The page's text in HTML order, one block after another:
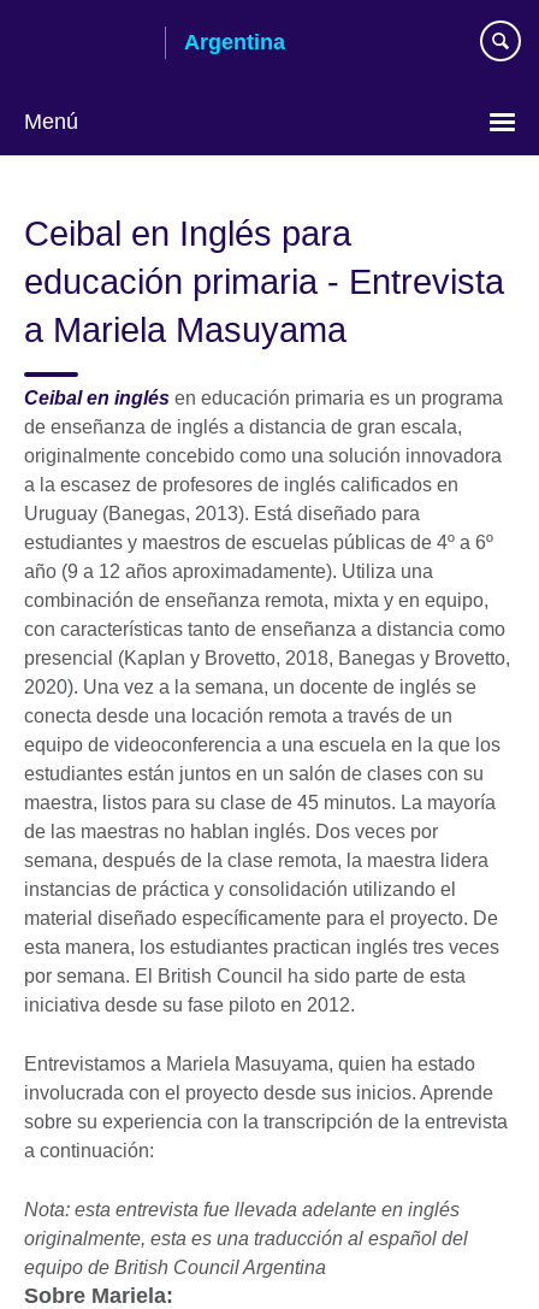
Argentina
Menú
language
Ceibal en Inglés para
educación primaria - Entrevista
a Mariela Masuyama
Ceibal en inglés en educación primaria es un programa
de enseñanza de inglés a distancia de gran escala,
originalmente concebido como una solución innovadora
a la escasez de profesores de inglés calificados en
Uruguay (Banegas, 2013). Está diseñado para
estudiantes y maestros de escuelas públicas de 4º a 6º
año (9 a 12 años aproximadamente). Utiliza una
combinación de enseñanza remota, mixta y en equipo,
con características tanto de enseñanza a distancia como
presencial (Kaplan y Brovetto, 2018, Banegas y Brovetto,
2020). Una vez a la semana, un docente de inglés se
conecta desde una locación remota a través de un
equipo de videoconferencia a una escuela en la que los
estudiantes están juntos en un salón de clases con su
maestra, listos para su clase de 45 minutos. La mayoría
de las maestras no hablan inglés. Dos veces por
semana, después de la clase remota, la maestra lidera
instancias de práctica y consolidación utilizando el
material diseñado específicamente para el proyecto. De
esta manera, los estudiantes practican inglés tres veces
por semana. El British Council ha sido parte de esta
iniciativa desde su fase piloto en 2012.
Entrevistamos a Mariela Masuyama, quien ha estado
involucrada con el proyecto desde sus inicios. Aprende
sobre su experiencia con la transcripción de la entrevista
a continuación:
Nota: esta entrevista fue llevada adelante en inglés
originalmente, esta es una traducción al español del
equipo de British Council Argentina
Sobre Mariela: